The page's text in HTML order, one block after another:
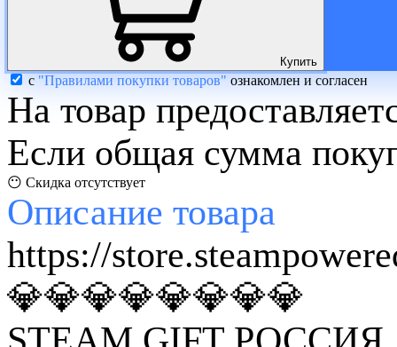
Купить
с "Правилами покупки товаров" ознакомлен и согласен
На товар
Если общая сумма
😶 Скидка отсутствует
Описание товара
https://
💎💎💎💎💎💎💎💎